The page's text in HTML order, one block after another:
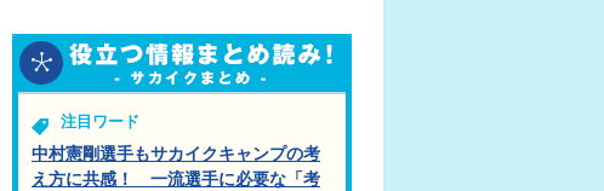
注目ワード
中村憲剛選手もサカイクキャンプの考
え方に共感！ 一流選手に必要な「考